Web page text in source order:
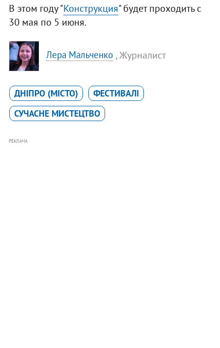
В этом году "Конструкция" будет проходить с
30 мая по 5 июня.
Лера Мальченко , Журналист
ДНІПРО (МІСТО)
ФЕСТИВАЛІ
СУЧАСНЕ МИСТЕЦТВО
РЕКЛАМА